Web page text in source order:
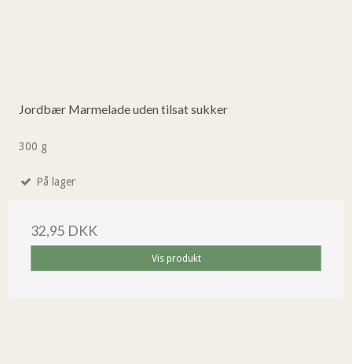
Jordbær Marmelade uden tilsat sukker
300 g
På lager
32,95 DKK
Vis produkt